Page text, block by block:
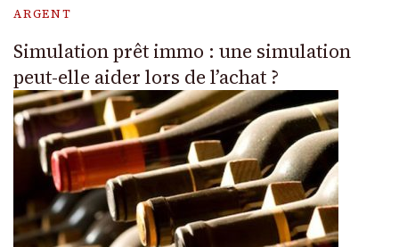
ARGENT
Simulation prêt immo : une simulation
peut-elle aider lors de l’achat ?